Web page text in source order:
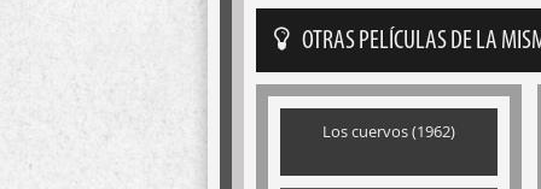
OTRAS PELÍCULAS DE LA
Los cuervos (1962)